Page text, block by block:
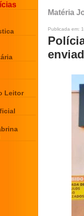
Leitor
Matéria
Publicada em: